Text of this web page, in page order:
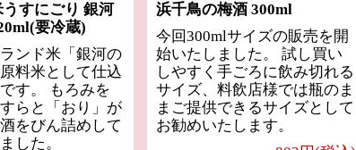
すにごり 銀河
要冷蔵)
ンド米「銀河の
料米として仕込
す。 もろみを
らと「おり」が
をびん詰めして
した。
浜千鳥の梅酒 300ml
今回300mlサイズの販売を開
始いたしました。 試し買い
しやすく手ごろに飲み切れる
サイズ、料飲店様では瓶のま
まご提供できるサイズとして
お勧めいたします。